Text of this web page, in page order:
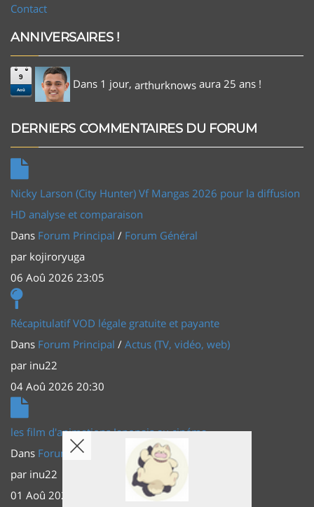
Contact
ANNIVERSAIRES !
9
Aoû Dans 1 jour, arthurknows aura 25 ans !
DERNIERS COMMENTAIRES DU FORUM
Nicky Larson (City Hunter) Vf Mangas 2026 pour la diffusion
HD analyse et comparaison
Dans Forum Principal / Forum Général
par kojiroryuga
06 Aoû 2026 23:05
Récapitulatif VOD légale gratuite et payante
Dans Forum Principal / Actus (TV, vidéo, web)
par inu22
04 Aoû 2026 20:30
les film d'animations Japonais au cinéma
Dans Forum Principal
Actus (TV, vidéo, web)
par inu22
01 Aoû 2026 20:56